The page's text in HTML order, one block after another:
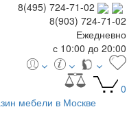
8(495) 724-71-02
8(903) 724-71-02
Ежедневно
с 10:00 до 20:00
0